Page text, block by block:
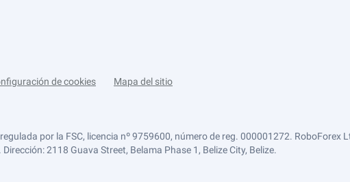
de cookies Mapa del sitio
por la FSC, licencia nº 9759600, número de reg. 000001272. RoboForex
2118 Guava Street, Belama Phase 1, Belize City, Belize.